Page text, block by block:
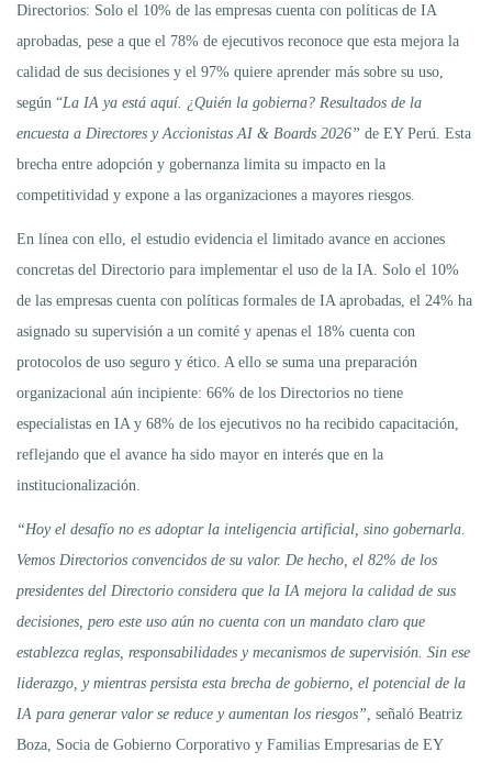
Directorios: Solo el 10% de las empresas cuenta con políticas de IA
aprobadas, pese a que el 78% de ejecutivos reconoce que esta mejora la
calidad de sus decisiones y el 97% quiere aprender más sobre su uso,
según “La IA ya está aquí. ¿Quién la gobierna? Resultados de la
encuesta a Directores y Accionistas AI & Boards 2026” de EY Perú. Esta
brecha entre adopción y gobernanza limita su impacto en la
competitividad y expone a las organizaciones a mayores riesgos.
En línea con ello, el estudio evidencia el limitado avance en acciones
concretas del Directorio para implementar el uso de la IA. Solo el 10%
de las empresas cuenta con políticas formales de IA aprobadas, el 24% ha
asignado su supervisión a un comité y apenas el 18% cuenta con
protocolos de uso seguro y ético. A ello se suma una preparación
organizacional aún incipiente: 66% de los Directorios no tiene
especialistas en IA y 68% de los ejecutivos no ha recibido capacitación,
reflejando que el avance ha sido mayor en interés que en la
institucionalización.
“Hoy el desafío no es adoptar la inteligencia artificial, sino gobernarla.
Vemos Directorios convencidos de su valor. De hecho, el 82% de los
presidentes del Directorio considera que la IA mejora la calidad de sus
decisiones, pero este uso aún no cuenta con un mandato claro que
establezca reglas, responsabilidades y mecanismos de supervisión. Sin ese
liderazgo, y mientras persista esta brecha de gobierno, el potencial de la
IA para generar valor se reduce y aumentan los riesgos”, señaló Beatriz
Boza, Socia de Gobierno Corporativo y Familias Empresarias de EY